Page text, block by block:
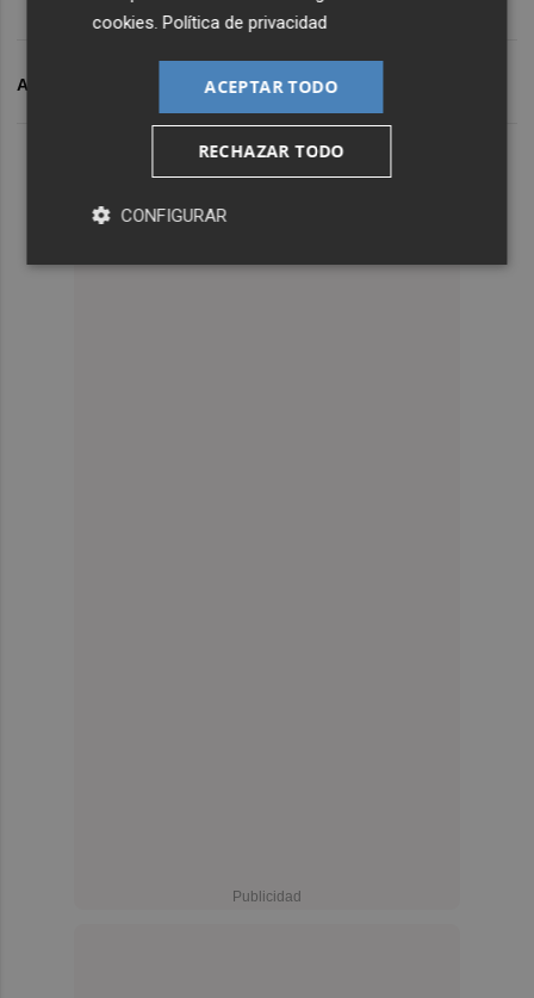
ARCHIVADO EN PREMIO NACIONAL
cookies .Política de privacidad
ACEPTAR TODO
RECHAZAR TODO
CONFIGURAR